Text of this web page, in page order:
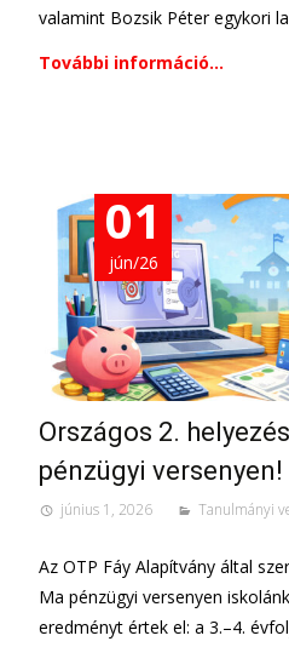
valamint Bozsik Péter egykori
További információ…
01
jún/26
Országos 2.
pénzügyi versenyen!
június 1, 2026 Tanulmányi
Az OTP Fáy Alapítvány által
Ma pénzügyi versenyen
eredményt értek el: a 3.–4.